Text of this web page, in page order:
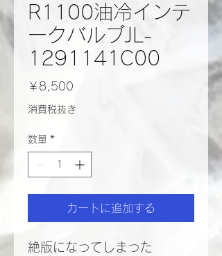
R1100油冷インテ
ークバルブJL-
1291141C00
￥8,500
格
消費税抜き
数量 *
カートに追加する
絶版になってしまった